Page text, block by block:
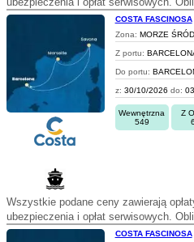
COSTA FASCINOSA
Zona: MORZE
Z portu:
Do portu:
z: 30/10/2026 do:
Wewnętrzna
549
Z
Wszystkie podane ceny zawierają
ubezpieczenia i opłat serwisowych.
COSTA FASCINOSA